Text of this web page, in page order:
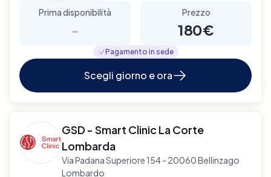
Prima disponibilità
-
Prezzo
180€
Pagamento in sede
Scegli giorno e ora
GSD - Smart Clinic La Corte
Lombarda
Via Padana Superiore 154 - 20060 Bellinzago
Lombardo